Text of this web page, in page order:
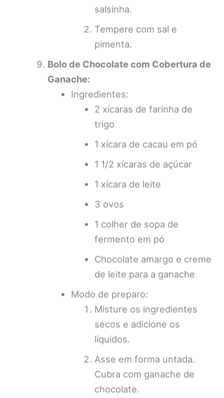
salsinha.
Tempere com sal e
pimenta.
Bolo de Chocolate com Cobertura de
Ganache:
Ingredientes:
2 xícaras de farinha de
trigo
1 xícara de cacau em pó
1 1/2 xícaras de açúcar
1 xícara de leite
3 ovos
1 colher de sopa de
fermento em pó
Chocolate amargo e creme
de leite para a ganache
Modo de preparo:
Misture os ingredientes
secos e adicione os
líquidos.
Asse em forma untada.
Cubra com ganache de
chocolate.